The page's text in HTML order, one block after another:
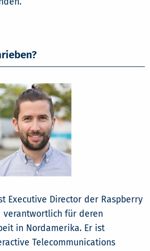
Executive Director der Raspberry
verantwortlich für deren
in Nordamerika. Er ist
Telecommunications